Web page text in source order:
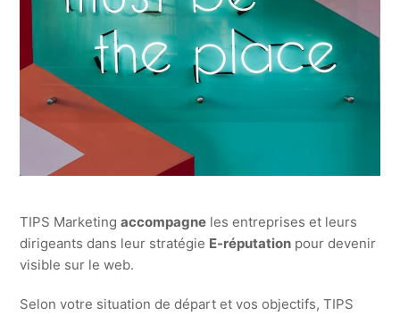
TIPS Marketingaccompagne les entreprises et leurs
dirigeants dans leur stratégie E-réputation pour devenir
visible sur le web.
Selon votre situation de départ et vos objectifs, TIPS